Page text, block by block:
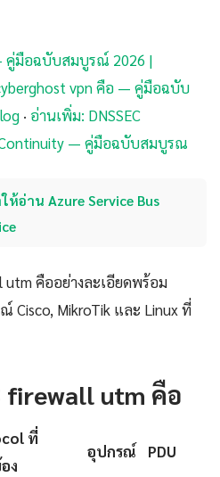
คู่มือฉบับสมบูรณ์ 2026 |
vpn คือ — คู่มือฉบับ
· อ่านเพิ่ม: DNSSEC
Continuity — คู่มือฉบับสมบูรณ
ห้อ่าน Azure Service Bus
คืออย่างละเอียดพร้อม
Cisco, MikroTik และ Linux ที่
firewall utm คือ
ที่
ง
อุปกรณ์ PDU